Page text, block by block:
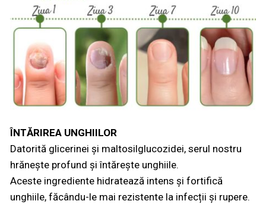
ÎNTĂRIREA UNGHIILOR
Datorită glicerinei și maltosilglucozidei, serul nostru
hrănește profund și întărește unghiile.
Aceste ingrediente hidratează intens și fortifică
unghiile, făcându-le mai rezistente la infecții și rupere.